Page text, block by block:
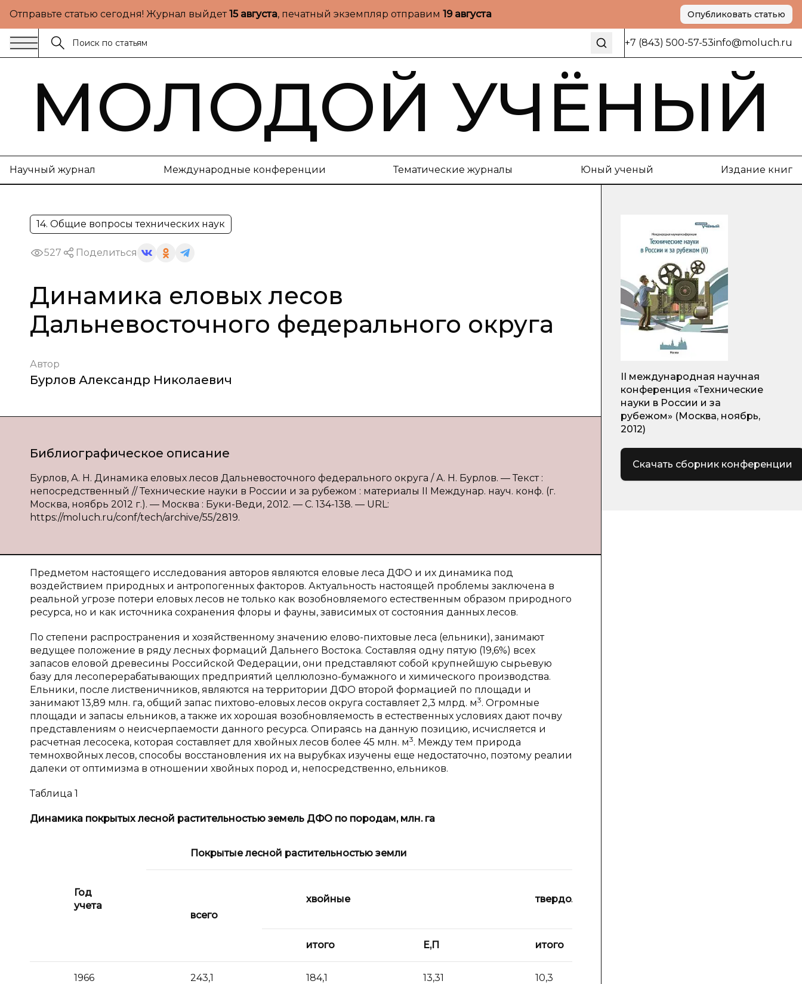
Отправьте статью сегодня! Журнал выйдет15 августа, печатный экземпляр отправим 19 августа Опубликовать статью
+7 (843) 500-57-53info@moluch.ru
МОЛОДОЙ УЧЁНЫЙ
Научный журнал Международные конференции Тематические журналы Юный ученый Издание книг
14. Общие вопросы технических наук
527 Поделиться
Динамика еловых лесов
Дальневосточного федерального округа
Автор
Бурлов Александр Николаевич
Библиографическое описание
Бурлов, А. Н. Динамика еловых лесов Дальневосточного федерального округа / А. Н. Бурлов. — Текст :
непосредственный // Технические науки в России и за рубежом : материалы II Междунар. науч. конф. (г.
Москва, ноябрь 2012 г.). — Москва : Буки-Веди, 2012. — С. 134-138. — URL:
https://moluch.ru/conf/tech/archive/55/2819.
Предметом настоящего исследования авторов являются еловые леса ДФО и их динамика под
воздействием природных и антропогенных факторов. Актуальность настоящей проблемы заключена в
реальной угрозе потери еловых лесов не только как возобновляемого естественным образом природного
ресурса, но и как источника сохранения флоры и фауны, зависимых от состояния данных лесов.
По степени распространения и хозяйственному значению елово-пихтовые леса (ельники), занимают
ведущее положение в ряду лесных формаций Дальнего Востока. Составляя одну пятую (19,6%) всех
запасов еловой древесины Российской Федерации, они представляют собой крупнейшую сырьевую
базу для лесоперерабатывающих предприятий целлюлозно-бумажного и химического производства.
Ельники, после лиственичников, являются на территории ДФО второй формацией по площади и
занимают 13,89 млн. га, общий запас пихтово-еловых лесов округа составляет 2,3 млрд. м3. Огромные
площади и запасы ельников, а также их хорошая возобновляемость в естественных условиях дают почву
представлениям о неисчерпаемости данного ресурса. Опираясь на данную позицию, исчисляется и
расчетная лесосека, которая составляет для хвойных лесов более 45 млн. м3. Между тем природа
темнохвойных лесов, способы восстановления их на вырубках изучены еще недостаточно, поэтому реалии
далеки от оптимизма в отношении хвойных пород и, непосредственно, ельников.
Таблица 1
Динамика покрытых лесной растительностью земель ДФО по породам, млн. га
Год
учета
Покрытые лесной растительностью земли
всего
хвойные твердолиственные
итого Е,П итого
1966 243,1 184,1 13,31 10,3
II международная научная
конференция «Технические
науки в России и за
рубежом» (Москва, ноябрь,
2012)
Скачать сборник конференции